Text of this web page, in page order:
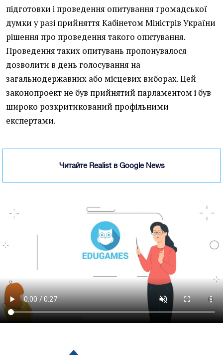
підготовки і проведення опитування громадської
думки у разі прийняття Кабінетом Міністрів України
рішення про проведення такого опитування.
Проведення таких опитувань пропонувалося
дозволити в день голосування на
загальнодержавних або місцевих виборах. Цей
законопроект не був прийнятий парламентом і був
широко розкритикований профільними
експертами.
Читайте Realist в Google News